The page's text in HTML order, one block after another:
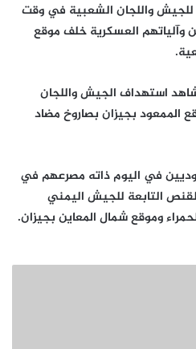
للجيش واللجان الشعبية في وقت
وآلياتهم العسكرية خلف موقع
استهداف الجيش واللجان
الممعود بجيزان بصاروخ مضاد
سعوديين في اليوم ذاته مصرعهم في
التابعة للجيش اليمني
وموقع شمال المعاين بجيزان.